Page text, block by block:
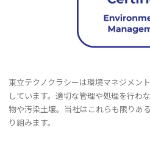
東立テクノクラシーは環境マネジメン
しています。適切な管理や処理を行わ
物や汚染土壌。当社はこれらも限りあ
り組みます。